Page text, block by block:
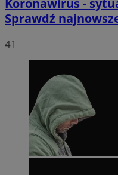
Koronawirus -
Sprawdź
41